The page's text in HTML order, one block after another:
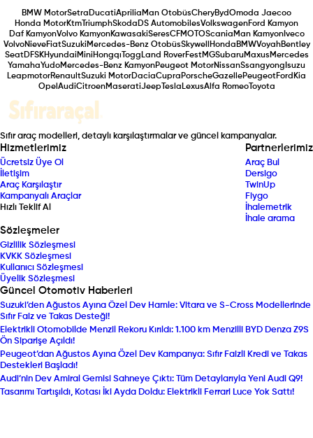
BMW MotorSetra DucatiAprilia Man OtobüsCheryBydOmoda Jaecoo
Honda MotorKtm TriumphSkoda DS AutomobilesVolkswagenFord Kamyon
Daf KamyonVolvo KamyonKawasakiSeresCFMOTOScania Man KamyonIveco
VolvoNieveFiatSuzuki Mercedes-Benz OtobüsSkywell Honda BMWVoyahBentley
SeatDFSKHyundai Mini Hongqı Togg Land RoverFestMGSubaruMaxus Mercedes
YamahaYudoMercedes-Benz KamyonPeugeot MotorNissanSsangyong Isuzu
LeapmotorRenaultSuzuki MotorDaciaCupra PorscheGazellePeugeotFord Kia
Opel AudiCitroenMaseratiJeep Tesla LexusAlfa RomeoToyota
Sıfır araç modelleri, detaylı karşılaştırmalar ve güncel kampanyalar.
Hizmetlerimiz
Ücretsiz Üye Ol
İletişim
Araç Karşılaştır
Kampanyalı Araçlar
Hızlı Teklif Al
Partnerlerimiz
Araç Bul
Dersigo
TwinUp
Fiygo
İhalemetrik
İhale arama
Sözleşmeler
Gizlilik Sözleşmesi
KVKK Sözleşmesi
Kullanıcı Sözleşmesi
Üyelik Sözleşmesi
Güncel Otomotiv Haberleri
Suzuki’den Ağustos Ayına Özel Dev Hamle: Vitara ve S-Cross Modellerinde
Sıfır Faiz ve Takas Desteği!
Elektrikli Otomobilde Menzil Rekoru Kırıldı: 1.100 km Menzilli BYD Denza Z9S
Ön Siparişe Açıldı!
Peugeot’dan Ağustos Ayına Özel Dev Kampanya: Sıfır Faizli Kredi ve Takas
Destekleri Başladı!
Audi’nin Dev Amiral Gemisi Sahneye Çıktı: Tüm Detaylarıyla Yeni Audi Q9!
Tasarımı Tartışıldı, Kotası İki Ayda Doldu: Elektrikli Ferrari Luce Yok Sattı!